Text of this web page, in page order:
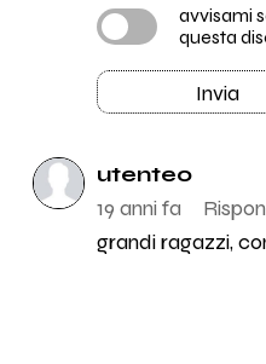
avvisami
questa
Invia
utente0
19 anni fa
grandi ragazzi,